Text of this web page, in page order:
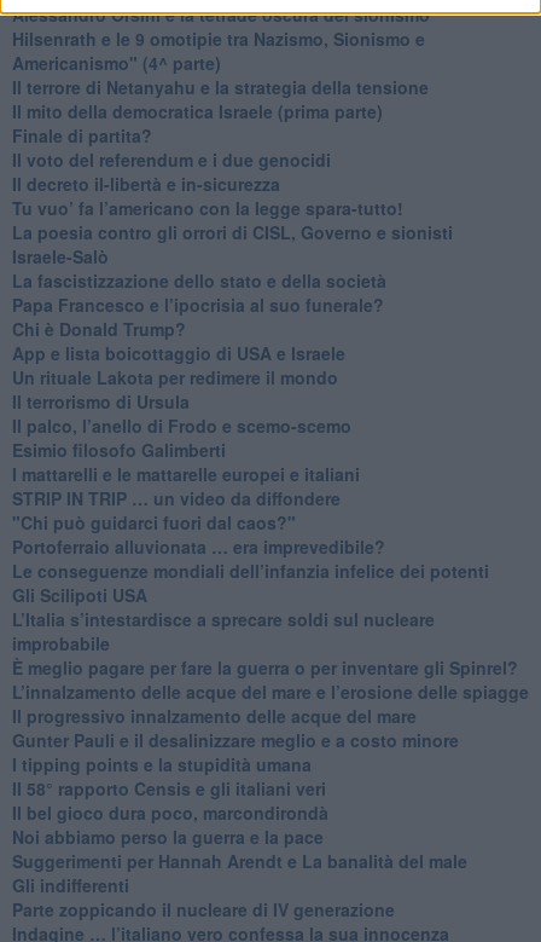
​Alessandro Orsini e la tetrade oscura del sionismo
​Hilsenrath e le 9 omotipie tra Nazismo, Sionismo e
Americanismo" (4^ parte)
​Il terrore di Netanyahu e la strategia della tensione
Il mito della democratica Israele (prima parte)
​Finale di partita?
​Il voto del referendum e i due genocidi
Il decreto il-libertà e in-sicurezza
Tu vuo’ fa l’americano con la legge spara-tutto!
La poesia contro gli orrori di CISL, Governo e sionisti
Israele-Salò
​La fascistizzazione dello stato e della società
Papa Francesco e l’ipocrisia al suo funerale?
​Chi è Donald Trump?
App e lista boicottaggio di USA e Israele
​Un rituale Lakota per redimere il mondo
Il terrorismo di Ursula
​Il palco, l’anello di Frodo e scemo-scemo
Esimio filosofo Galimberti
​I mattarelli e le mattarelle europei e italiani
​STRIP IN TRIP … un video da diffondere
"Chi può guidarci fuori dal caos?"
​Portoferraio alluvionata … era imprevedibile?
Le conseguenze mondiali dell’infanzia infelice dei potenti
​Gli Scilipoti USA
L’Italia s’intestardisce a sprecare soldi sul nucleare
improbabile
È meglio pagare per fare la guerra o per inventare gli Spinrel?
​L’innalzamento delle acque del mare e l’erosione delle spiagge
​Il progressivo innalzamento delle acque del mare
​Gunter Pauli e il desalinizzare meglio e a costo minore
I tipping points e la stupidità umana
​Il 58° rapporto Censis e gli italiani veri
​Il bel gioco dura poco, marcondirondà
Noi abbiamo perso la guerra e la pace
Suggerimenti per Hannah Arendt e La banalità del male
​Gli indifferenti
Parte zoppicando il nucleare di IV generazione
​Indagine … l’italiano vero confessa la sua innocenza